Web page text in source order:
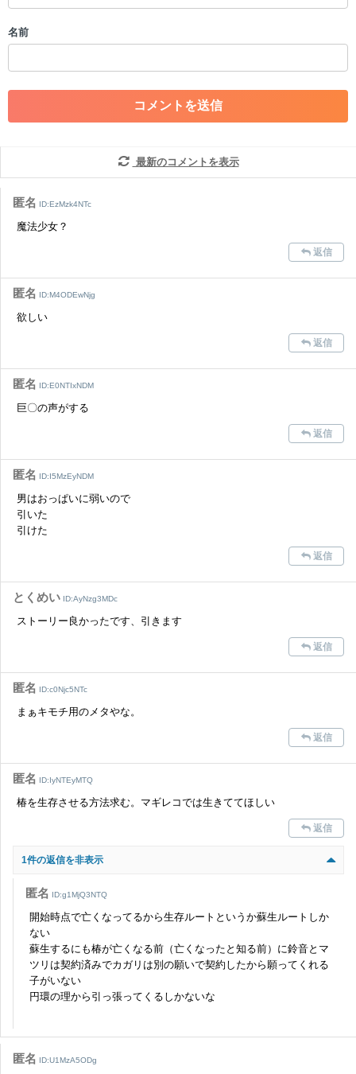
・一度削除された投稿を再び投稿すること
・アカウントの売買など金銭が絡む内容の投稿
・各ゲームのネタバレを含む内容の投稿
・その他、管理者が不適切と判断した投稿
コメントの削除を申請する※投稿内容を確認後、順次対応さ
せていただきます。ご了承ください。
さい。
また、過度な利用規約の違反や、弊社に損害の及ぶ内容の書き込みがあ
かじめご理解くださいませ。
名前
最新のコメントを表示
匿名 ID:EzMzk4NTc
魔法少女？
返信
匿名 ID:M4ODEwNjg
欲しい
返信
匿名 ID:E0NTIxNDM
巨〇の声がする
返信
匿名 ID:I5MzEyNDM
男はおっぱいに弱いので
引いた
引けた
返信
とくめい ID:AyNzg3MDc
ストーリー良かったです、引きます
返信
匿名 ID:c0Njc5NTc
まぁキモチ用のメタやな。
返信
匿名 ID:IyNTEyMTQ
椿を生存させる方法求む。マギレコでは生きててほしい
返信
1件の返信を非表示
匿名 ID:g1MjQ3NTQ
開始時点で亡くなってるから生存ルートというか蘇生ルートしか
ない
蘇生するにも椿が亡くなる前（亡くなったと知る前）に鈴音とマ
ツリは契約済みでカガリは別の願いで契約したから願ってくれる
子がいない
円環の理から引っ張ってくるしかないな
匿名 ID:U1MzA5ODg